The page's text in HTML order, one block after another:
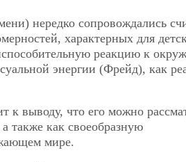
нередко сопровождались
характерных для
реакцию к
энергии (Фрейд), как
к выводу, что его можно
также как своеобразную
мире.